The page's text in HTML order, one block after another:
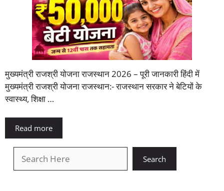
मुख्यमंत्री राजश्री योजना राजस्थान 2026 – पूरी जानकारी हिंदी में
मुख्यमंत्री राजश्री योजना राजस्थान:- राजस्थान सरकार ने बेटियों के
स्वास्थ्य, शिक्षा …
Read more
Search